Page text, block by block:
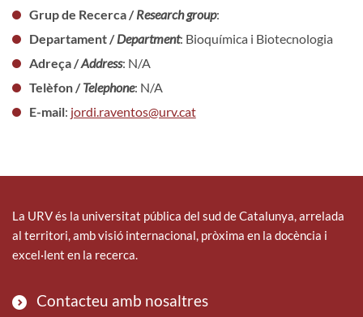
Grup de Recerca /Research group:
Departament /Department: Bioquímica i Biotecnologia
Adreça /Address: N/A
Telèfon /Telephone: N/A
E-mail: jordi.raventos@urv.cat
La URV és la universitat pública del sud de Catalunya, arrelada
al territori, amb visió internacional, pròxima en la docència i
excel·lent en la recerca.
Contacteu amb nosaltres